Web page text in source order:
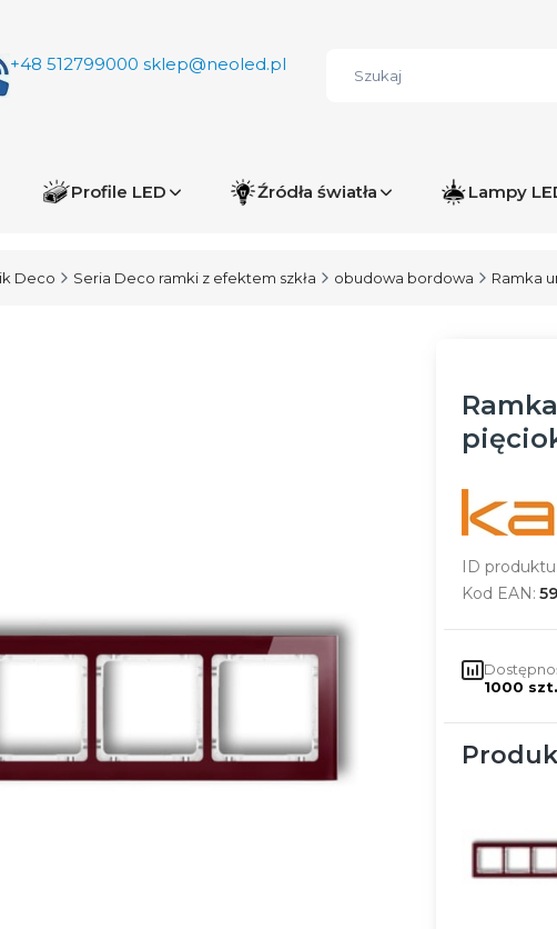
+48 512799000 sklep@neoled.pl
Profile LED Źródła światła Lampy
Deco Seria Deco ramki z efektem szkła obudowa bordowa Ramka
ID produktu:
Kod EAN:
1000 szt.